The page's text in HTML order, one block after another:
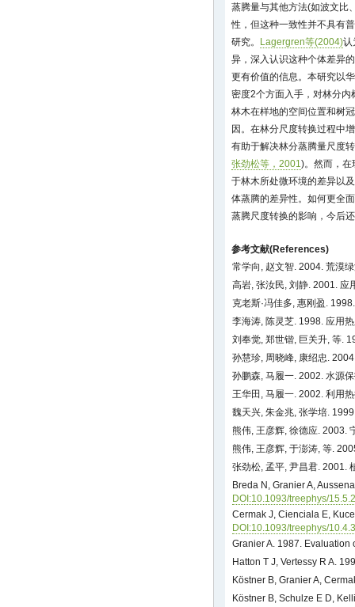
蒸腾量与其他方法(如波文比
性，但这种一致性并不具有
研究。 Lagergren等(2004)认
异，深入认识这种个体差异
更有价值的信息。本研究以
密度2个方面入手，对林分
林木在样地的空间位置和树
因。在林分尺度转换过程中
有助于解决林分蒸腾量尺度
张劲松等，2001 )。然而，在
于林木所处微环境的差异以
体蒸腾的差异性。如何更全
蒸腾尺度转换的影响，今后
参考文献(References)
常学向, 赵文智. 2004. 荒漠
高岩, 张汝民, 刘静. 2001.
克老斯·冯佳多, 惠刚盈.
李海涛, 陈灵芝. 1998. 应用
刘奉觉, 郑世锴, 巨关升, 等.
孙慧珍, 周晓峰, 康绍忠.
孙鹏森, 马履一. 2002. 水源
王华田, 马履一. 2002. 利用
魏天兴, 朱金兆, 张学培.
熊伟, 王彦辉, 徐德应. 2003.
熊伟, 王彦辉, 于澎涛, 等.
张劲松, 孟平, 尹昌君. 2001.
Breda N, Granier A,
DOI:10.1093/treephys/
Cermak J, Cienciala E,
DOI:10.1093/treephys/
Granier A. 1987.
Hatton T J, Vertessy R A.
Köstner B, Granier A,
Köstner B, Schulze E D,